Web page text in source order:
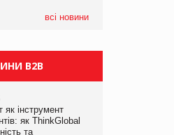
всі новини
B2B
як інструмент
як ThinkGlobal
та